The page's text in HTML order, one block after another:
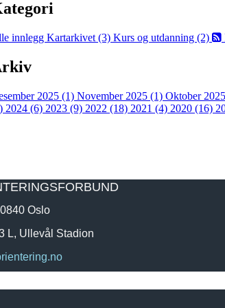
innlegg Kartarkivet (3) Kurs og utdanning (2)
2025 (1) November 2025 (1) Oktober
2024 (6) 2023 (9) 2022 (18) 2021 (4) 2020 (16)
Oslo
L, Ullevål Stadion